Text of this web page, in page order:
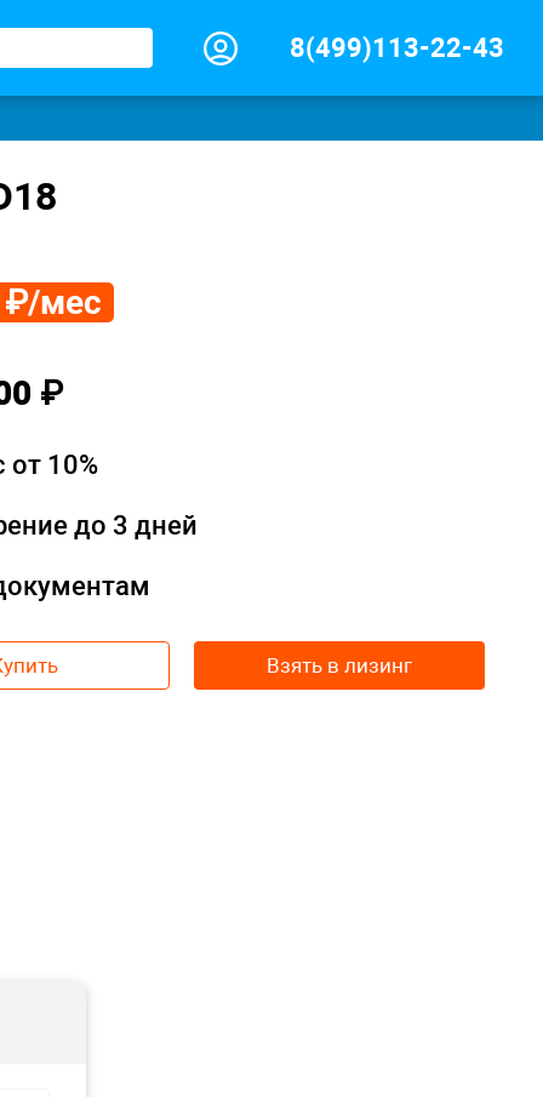
8(499)113-22-43
₽/мес
₽
от 10%
до 3 дней
Взять в лизинг